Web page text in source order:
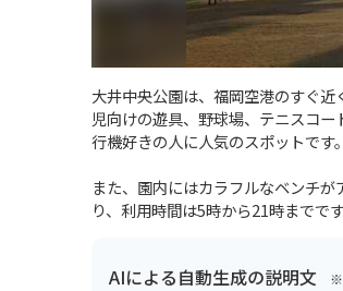
大井中央公園は、福岡空港のすぐ
児向けの遊具、野球場、テニスコ
行機好きの人に人気のスポットです。
また、園内にはカラフルなベンチ
り、利用時間は5時から21時までで
AIによる自動生成の説明文 ※